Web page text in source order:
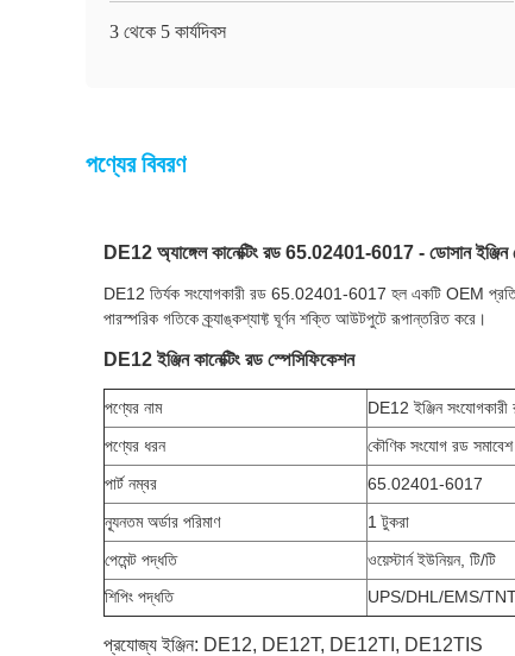
3 থেকে 5 কার্যদিবস
পণ্যের বিবরণ
DE12 অ্যাঙ্গেল কানেক্টিং রড 65.02401-6017 - ডোসান ইঞ্জিন
DE12 তির্যক সংযোগকারী রড 65.02401-6017 হল একটি OEM
পারস্পরিক গতিকে ক্র্যাঙ্কশ্যাফ্ট ঘূর্ণন শক্তি আউটপুটে রূপান্তরিত করে।
DE12 ইঞ্জিন কানেক্টিং রড স্পেসিফিকেশন
পণ্যের নাম
DE12 ইঞ্জিন সংযোগকারী
পণ্যের ধরন
কৌণিক সংযোগ রড সমাবেশ
পার্ট নম্বর
65.02401-6017
ন্যূনতম অর্ডার পরিমাণ
1 টুকরা
পেমেন্ট পদ্ধতি
ওয়েস্টার্ন ইউনিয়ন, টি/টি
শিপিং পদ্ধতি
UPS/DHL/EMS/
প্রযোজ্য ইঞ্জিন: DE12, DE12T, DE12TI, DE12TIS